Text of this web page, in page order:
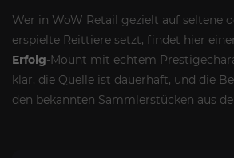
Wer in WoW Retail gezielt auf seltene
erspielte Reittiere setzt, findet hier
Erfolg-Mount mit echtem
klar, die Quelle ist dauerhaft, und die
den bekannten Sammlerstücken aus